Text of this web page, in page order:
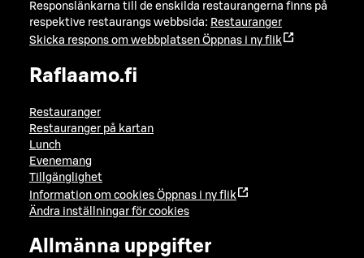
Responslänkarna till de enskilda restaurangerna finns på
respektive restaurangs webbsida: Restauranger
Skicka respons om webbplatsen Öppnas i ny flik
Raflaamo.fi
Restauranger
Restauranger på kartan
Lunch
Evenemang
Tillgänglighet
Information om cookies Öppnas i ny flik
Ändra inställningar för cookies
Allmänna uppgifter